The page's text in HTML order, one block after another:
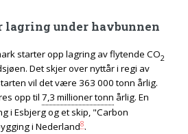
lagring under havbunnen
starter opp lagring av flytende CO2
Det skjer over nyttår i regi av
vil det være 363 000 tonn årlig.
opp til 7,3 millioner tonn årlig. En
i Esbjerg og et skip, "Carbon
i Nederland8.